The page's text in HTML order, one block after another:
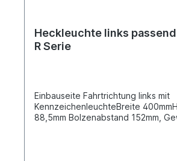
Heckleuchte links passend
R Serie
Einbauseite Fahrtrichtung links mit
KennzeichenleuchteBreite
88,5mm Bolzenabstand 152mm,